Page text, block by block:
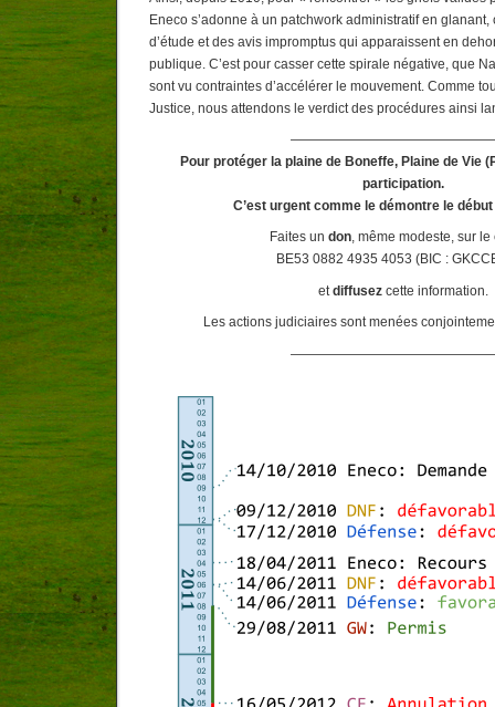
Eneco s’adonne à un patchwork administratif en
d’étude et des avis impromptus qui apparaissent en
publique. C’est pour casser cette spirale négative, que
sont vu contraintes d’accélérer le mouvement. Comme
Justice, nous attendons le verdict des procédures ainsi
Pour protéger la plaine de Boneffe, Plaine de Vie
participation.
C’est urgent comme le démontre le
Faites un don, même modeste, sur le
BE53 0882 4935 4053 (BIC :
et diffusez cette information.
Les actions judiciaires sont menées